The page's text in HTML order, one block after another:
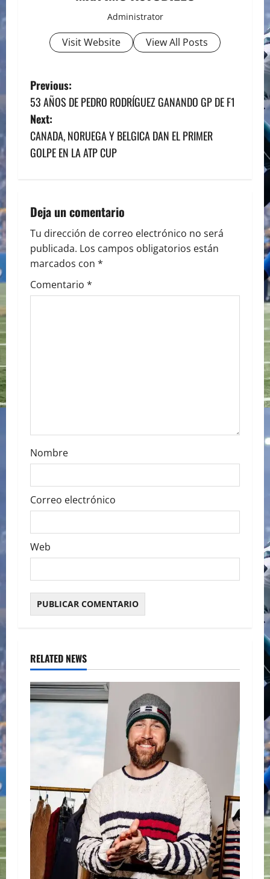
Administrator
Visit Website View All Posts
P
o
s
t
a
v
i
g
Previous:
53 AÑOS DE PEDRO RODRÍGUEZ GANANDO GP DE F1
Next:
CANADA, NORUEGA Y BELGICA DAN EL PRIMER
GOLPE EN LA ATP CUP
Deja un comentario
Tu dirección de correo electrónico no será
publicada. Los campos obligatorios están
marcados con *
Comentario *
Nombre
Correo electrónico
Web
RELATED NEWS